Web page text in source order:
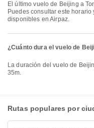
El último vuelo de Beijing a Toronto con Hainan Airlines sale a las 14:35.
Puedes consultar este
disponibles en Airpaz.
¿Cuánto dura el vuelo de
La duración del vuelo de Beijing a Toronto es de aproximadamente 13h
35m.
Rutas populares por